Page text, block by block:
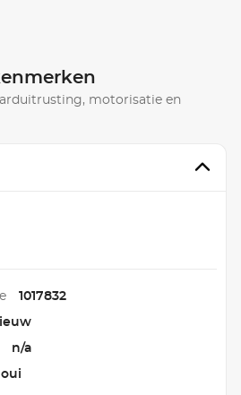
motorisatie en
1017832
n/a
oui